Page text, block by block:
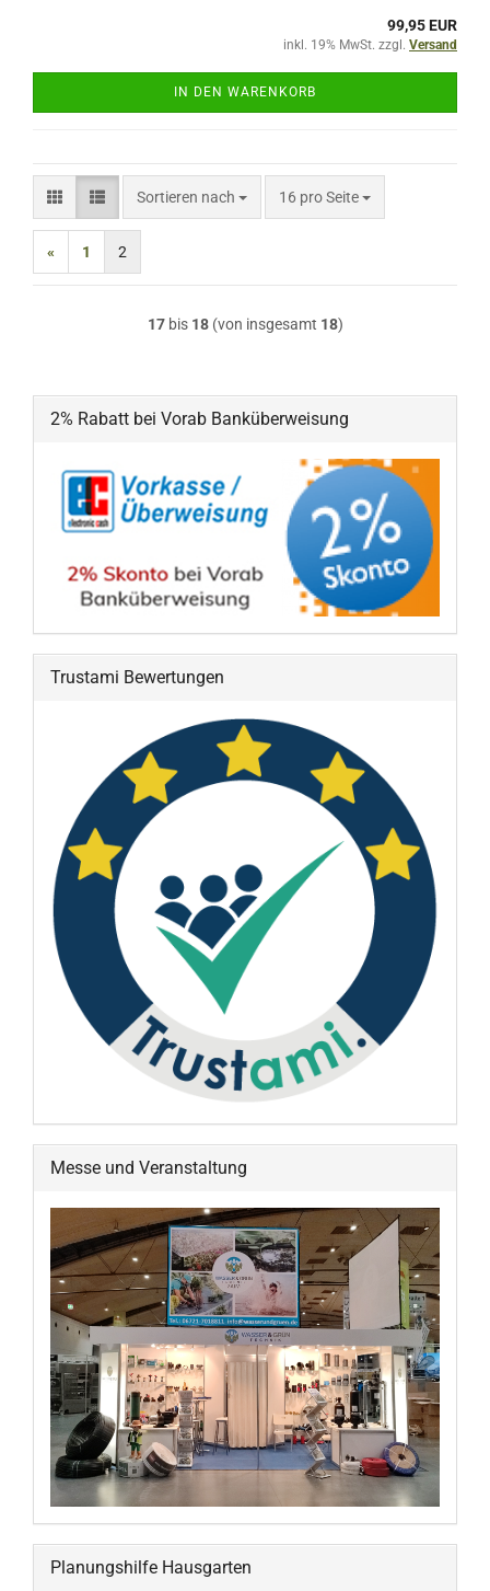
99,95 EUR
inkl. 19% MwSt. zzgl. Versand
IN DEN WARENKORB
Sortieren nach
Sortieren nach 16 pro Seite
pro Seite
« 1 2
17bis 18(von insgesamt 18)
2% Rabatt bei Vorab Banküberweisung
Trustami Bewertungen
Messe und Veranstaltung
Planungshilfe Hausgarten